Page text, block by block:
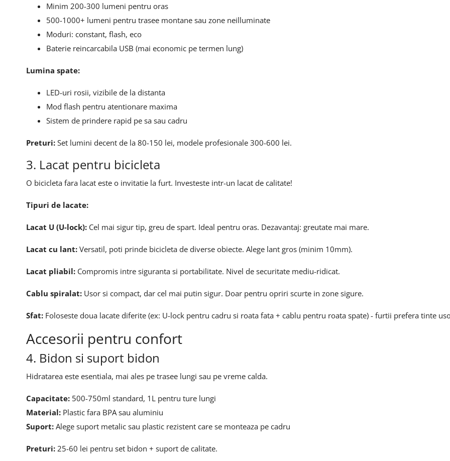
Minim 200-300 lumeni pentru oras
500-1000+ lumeni pentru trasee montane sau zone neilluminate
Moduri: constant, flash, eco
Baterie reincarcabila USB (mai economic pe termen lung)
Lumina spate:
LED-uri rosii, vizibile de la distanta
Mod flash pentru atentionare maxima
Sistem de prindere rapid pe sa sau cadru
Preturi: Set lumini decent de la 80-150 lei, modele profesionale 300-600 lei.
3. Lacat pentru bicicleta
O bicicleta fara lacat este o invitatie la furt. Investeste intr-un lacat de calitate!
Tipuri de lacate:
Lacat U (U-lock): Cel mai sigur tip, greu de spart. Ideal pentru oras. Dezavantaj: greutate mai mare.
Lacat cu lant: Versatil, poti prinde bicicleta de diverse obiecte. Alege lant gros (minim 10mm).
Lacat pliabil: Compromis intre siguranta si portabilitate. Nivel de securitate mediu-ridicat.
Cablu spiralat: Usor si compact, dar cel mai putin sigur. Doar pentru opriri scurte in zone sigure.
Sfat: Foloseste doua lacate diferite (ex: U-lock pentru cadru si roata fata + cablu pentru roata spate) - furtii prefera tinte
Accesorii pentru confort
4. Bidon si suport bidon
Hidratarea este esentiala, mai ales pe trasee lungi sau pe vreme calda.
Capacitate: 500-750ml standard, 1L pentru ture lungi
Material: Plastic fara BPA sau aluminiu
Suport: Alege suport metalic sau plastic rezistent care se monteaza pe cadru
Preturi: 25-60 lei pentru set bidon + suport de calitate.